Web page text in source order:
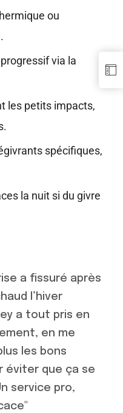
ou
via la
les petits impacts,
spécifiques,
la nuit si du givre
a fissuré après
l’hiver
a tout pris en
en me
les bons
éviter que ça se
service pro,